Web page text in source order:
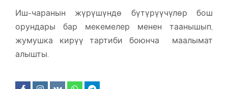
Иш-чаранын жүрүшүндө бүтүрүүчүлөр бош
орундары бар мекемелер менен таанышып,
жумушка кирүү тартиби боюнча маалымат
алышты.